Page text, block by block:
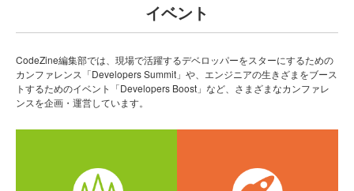
イベント
CodeZine編集部では、現場で活躍するデベロッパーをスターにするための
カンファレンス「Developers Summit」や、エンジニアの生きざまをブース
トするためのイベント「Developers Boost」など、さまざまなカンファレ
ンスを企画・運営しています。